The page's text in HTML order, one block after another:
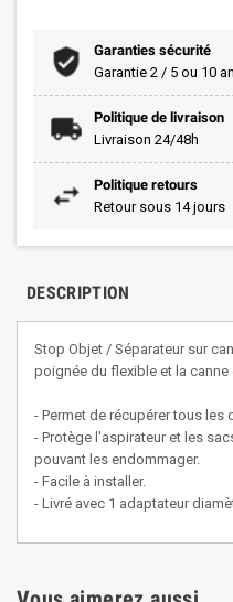
Garanties sécurité
Garantie 2 / 5 ou 10
Politique de livraison
Livraison 24/48h
Politique retours
Retour sous 14 jours
DESCRIPTION
Stop Objet / Séparateur sur
poignée du flexible et la
- Permet de récupérer tous
- Protège l'aspirateur et les
pouvant les endommager.
- Facile à installer.
- Livré avec 1 adaptateur